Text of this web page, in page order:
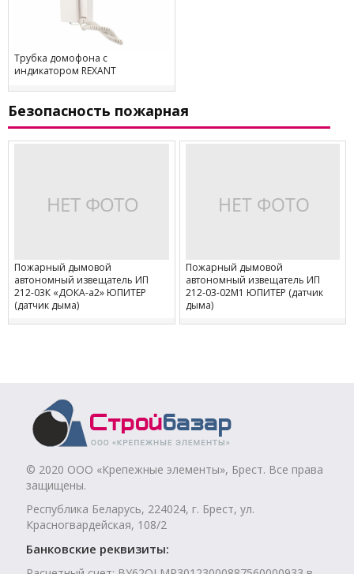
Трубка домофона с
индикатором REXANT
Безопасность пожарная
Пожарный дымовой
автономный извещатель ИП
212-03К «ДОКА-а2» ЮПИТЕР
(датчик дыма)
Пожарный дымовой
автономный извещатель ИП
212-03-02М1 ЮПИТЕР (датчик
дыма)
© 2020 ООО «Крепежные элементы», Брест. Все права
защищены.
Республика Беларусь, 224024, г. Брест, ул.
Красногвардейская, 108/2
Банковские реквизиты: